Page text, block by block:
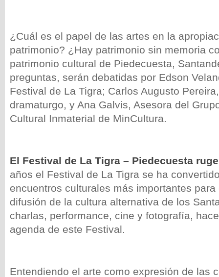
¿Cuál es el papel de las artes en la
patrimonio? ¿Hay patrimonio sin memoria
patrimonio cultural de Piedecuesta,
preguntas, serán debatidas por Edson
Festival de La Tigra; Carlos Augusto
dramaturgo, y Ana Galvis, Asesora del
Cultural Inmaterial de MinCultura.
El Festival de La Tigra – Piedecuesta ruge
años el Festival de La Tigra se ha
encuentros culturales más importantes
difusión de la cultura alternativa de los
charlas, performance, cine y fotografía,
agenda de este Festival.
Entendiendo el arte como expresión de las